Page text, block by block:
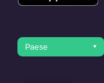
Paese